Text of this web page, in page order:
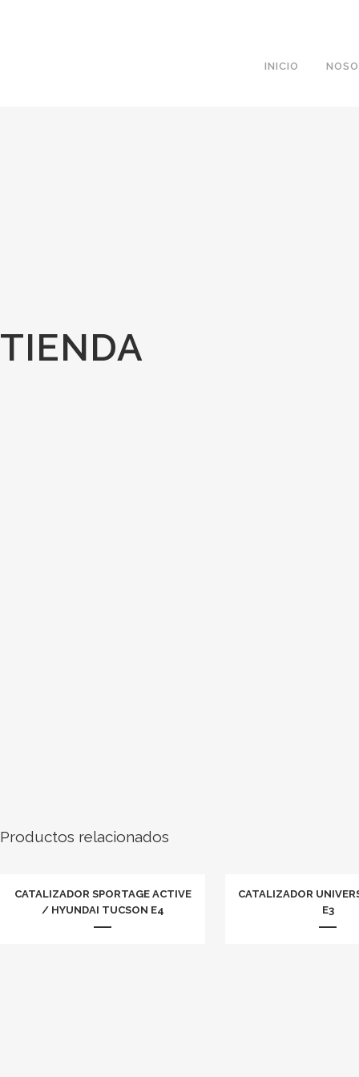
INICIO
TIENDA
Productos relacionados
CATALIZADOR SPORTAGE ACTIVE
/ HYUNDAI TUCSON E4
CATALIZADOR
E3